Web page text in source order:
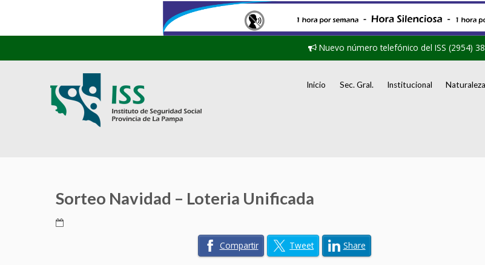
Nuevo número telefónico del ISS (2954)
Inicio Sec. Gral. Institucional
Sorteo Navidad – Loteria Unificada
Compartir Tweet Share